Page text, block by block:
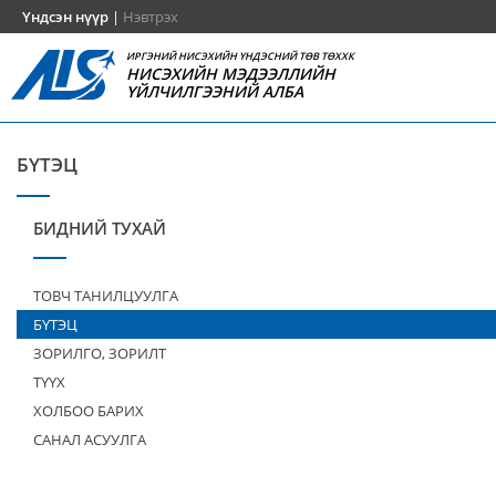
Үндсэн нүүр | Нэвтрэх
ИРГЭНИЙ НИСЭХИЙН ҮНДЭСНИЙ ТӨВ ТӨХХК
НИСЭХИЙН МЭДЭЭЛЛИЙН
ҮЙЛЧИЛГЭЭНИЙ АЛБА
БҮТЭЦ
БИДНИЙ ТУХАЙ
ТОВЧ ТАНИЛЦУУЛГА
БҮТЭЦ
ЗОРИЛГО, ЗОРИЛТ
ТҮҮХ
ХОЛБОО БАРИХ
САНАЛ АСУУЛГА